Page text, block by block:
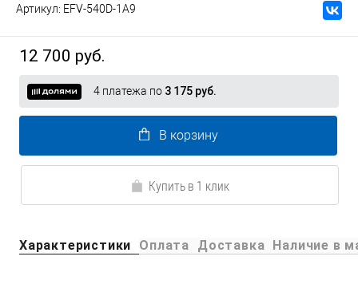
Артикул: EFV-540D-1A9
12 700 руб.
4 платежа по 3 175 руб.
В корзину
Купить в 1 клик
Характеристики Оплата Доставка Наличие в